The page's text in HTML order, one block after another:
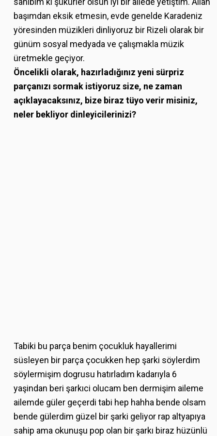
başımdan eksik etmesin, evde genelde Karadeniz
yöresinden müzikleri dinliyoruz bir Rizeli olarak bir
günüm sosyal medyada ve çalışmakla müzik
üretmekle geçiyor.
Öncelikli olarak, hazırladığınız yeni sürpriz
parçanızı sormak istiyoruz size, ne zaman
açıklayacaksınız, bize biraz tüyo verir misiniz,
neler bekliyor dinleyicilerinizi?
Tabiki bu parça benim çocukluk hayallerimi
süsleyen bir parça çocukken hep şarki söylerdim
söylermişim dogrusu hatırladım kadarıyla 6
yaşindan beri şarkıci olucam ben dermişim aileme
ailemde güler geçerdi tabi hep hahha bende olsam
bende gülerdim güzel bir şarki geliyor rap altyapıya
sahip ama okunuşu pop olan bir şarkı biraz hüzünlü